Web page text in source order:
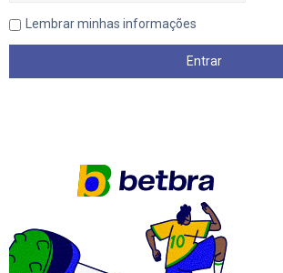
Lembrar minhas informações